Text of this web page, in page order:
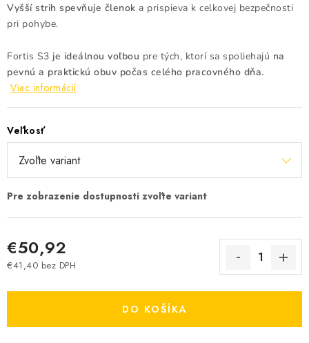
Vyšší strih spevňuje členok a prispieva k celkovej bezpečnosti
pri pohybe.
Fortis S3 je ideálnou voľbou pre tých, ktorí sa spoliehajú na
pevnú a praktickú obuv počas celého pracovného dňa.
Viac informácií
Veľkosť
€50,92
€41,40 bez DPH
DO KOŠÍKA